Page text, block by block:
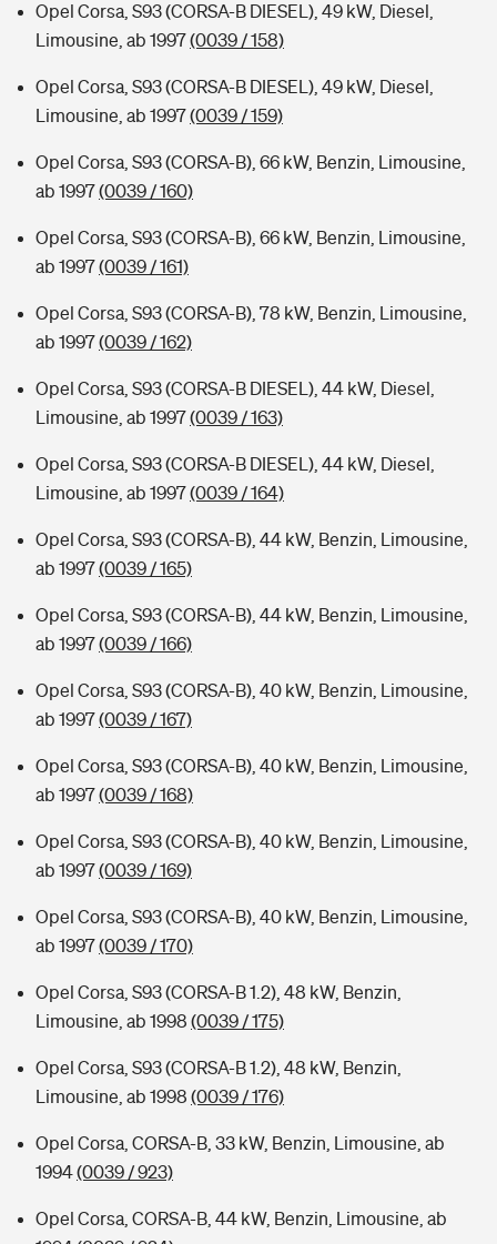
Opel Corsa, S93 (CORSA-B DIESEL), 49 kW, Diesel,
Limousine, ab 1997(0039 / 158)
Opel Corsa, S93 (CORSA-B DIESEL), 49 kW, Diesel,
Limousine, ab 1997(0039 / 159)
Opel Corsa, S93 (CORSA-B), 66 kW, Benzin, Limousine,
ab 1997(0039 / 160)
Opel Corsa, S93 (CORSA-B), 66 kW, Benzin, Limousine,
ab 1997(0039 / 161)
Opel Corsa, S93 (CORSA-B), 78 kW, Benzin, Limousine,
ab 1997(0039 / 162)
Opel Corsa, S93 (CORSA-B DIESEL), 44 kW, Diesel,
Limousine, ab 1997(0039 / 163)
Opel Corsa, S93 (CORSA-B DIESEL), 44 kW, Diesel,
Limousine, ab 1997(0039 / 164)
Opel Corsa, S93 (CORSA-B), 44 kW, Benzin, Limousine,
ab 1997(0039 / 165)
Opel Corsa, S93 (CORSA-B), 44 kW, Benzin, Limousine,
ab 1997(0039 / 166)
Opel Corsa, S93 (CORSA-B), 40 kW, Benzin, Limousine,
ab 1997(0039 / 167)
Opel Corsa, S93 (CORSA-B), 40 kW, Benzin, Limousine,
ab 1997(0039 / 168)
Opel Corsa, S93 (CORSA-B), 40 kW, Benzin, Limousine,
ab 1997(0039 / 169)
Opel Corsa, S93 (CORSA-B), 40 kW, Benzin, Limousine,
ab 1997(0039 / 170)
Opel Corsa, S93 (CORSA-B 1.2), 48 kW, Benzin,
Limousine, ab 1998 (0039 / 175)
Opel Corsa, S93 (CORSA-B 1.2), 48 kW, Benzin,
Limousine, ab 1998 (0039 / 176)
Opel Corsa, CORSA-B, 33 kW, Benzin, Limousine, ab
1994(0039 / 923)
Opel Corsa, CORSA-B, 44 kW, Benzin, Limousine, ab